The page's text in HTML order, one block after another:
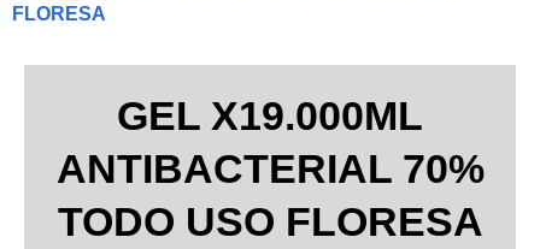
FLORESA
GEL X19.000ML
ANTIBACTERIAL 70%
TODO USO FLORESA